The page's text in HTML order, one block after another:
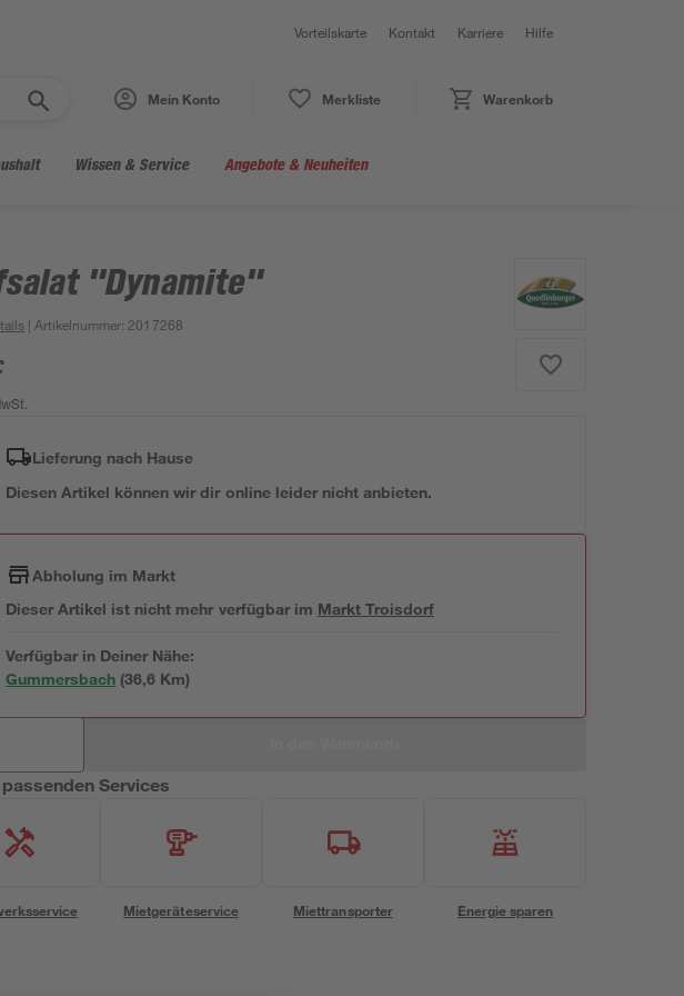
Vorteilskarte Kontakt Karriere Hilfe
Mein Konto Merkliste Warenkorb
Wissen & Service Angebote & Neuheiten
"Dynamite"
| Artikelnummer: 2017268
Lieferung nach Hause
Diesen Artikel können wir dir online leider nicht anbieten.
Abholung im Markt
Dieser Artikel ist nicht mehr verfügbar im Markt Troisdorf
Verfügbar in Deiner Nähe:
Gummersbach (36,6 Km)
Services
Mietgeräteservice Miettransporter Energie sparen